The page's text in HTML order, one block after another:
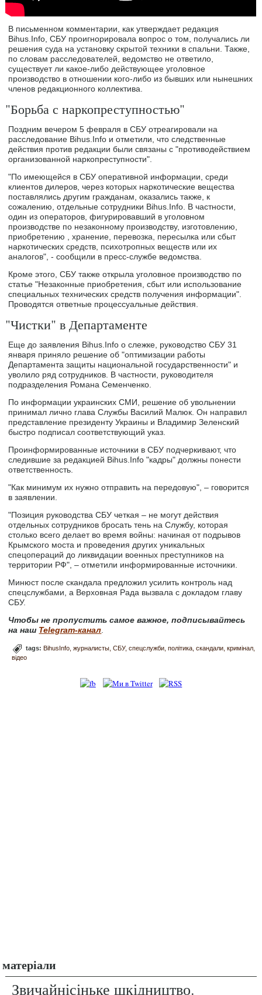
В письменном комментарии, как утверждает редакция
Bihus.Info, СБУ проигнорировала вопрос о том, получались ли
решения суда на установку скрытой техники в спальни. Также,
по словам расследователей, ведомство не ответило,
существует ли какое-либо действующее уголовное
производство в отношении кого-либо из бывших или нынешних
членов редакционного коллектива.
"Борьба с наркопреступностью"
Поздним вечером 5 февраля в СБУ отреагировали на
расследование Bihus.Info и отметили, что следственные
действия против редакции были связаны с "противодействием
организованной наркопреступности".
"По имеющейся в СБУ оперативной информации, среди
клиентов дилеров, через которых наркотические вещества
поставлялись другим гражданам, оказались также, к
сожалению, отдельные сотрудники Bihus.Info. В частности,
один из операторов, фигурировавший в уголовном
производстве по незаконному производству, изготовлению,
приобретению , хранение, перевозка, пересылка или сбыт
наркотических средств, психотропных веществ или их
аналогов", - сообщили в пресс-службе ведомства.
Кроме этого, СБУ также открыла уголовное производство по
статье "Незаконные приобретения, сбыт или использование
специальных технических средств получения информации".
Проводятся ответные процессуальные действия.
"Чистки" в Департаменте
Еще до заявления Bihus.Info о слежке, руководство СБУ 31
января приняло решение об "оптимизации работы
Департамента защиты национальной государственности" и
уволило ряд сотрудников. В частности, руководителя
подразделения Романа Семенченко.
По информации украинских СМИ, решение об увольнении
принимал лично глава Службы Василий Малюк. Он направил
представление президенту Украины и Владимир Зеленский
быстро подписал соответствующий указ.
Проинформированные источники в СБУ подчеркивают, что
следившие за редакцией Bihus.Info "кадры" должны понести
ответственность.
"Как минимум их нужно отправить на передовую", – говорится
в заявлении.
"Позиция руководства СБУ четкая – не могут действия
отдельных сотрудников бросать тень на Службу, которая
столько всего делает во время войны: начиная от подрывов
Крымского моста и проведения других уникальных
спецопераций до ликвидации военных преступников на
территории РФ", – отметили информированные источники.
Минюст после скандала предложил усилить контроль над
спецслужбами, а Верховная Рада вызвала с докладом главу
СБУ.
Чтобы не пропустить самое важное, подписывайтесь
на наш Telegram-канал.
tags: BihusInfo журналисты СБУ спецслужби політика скандали кримінал
відео
матеріали
Звичайнісіньке шкідництво.